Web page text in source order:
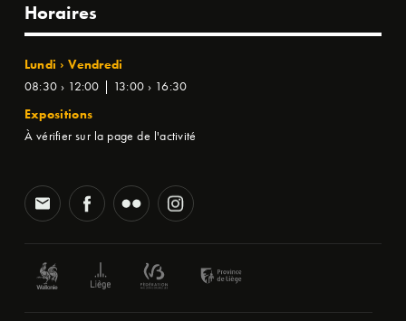
Horaires
Lundi › Vendredi
08:30 › 12:00 | 13:00 › 16:30
Expositions
À vérifier sur la page de l'activité